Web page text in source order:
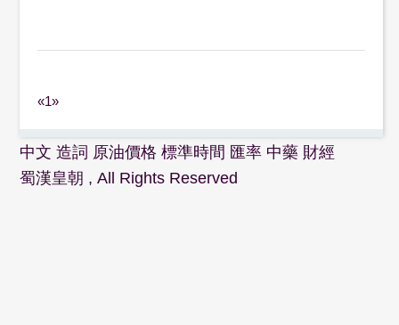
«1»
中文 造詞 原油價格 標準時間 匯率 中藥 財經
蜀漢皇朝 , All Rights Reserved